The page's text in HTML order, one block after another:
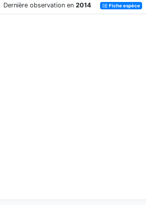
Dernière observation en 2014 Fiche espèce